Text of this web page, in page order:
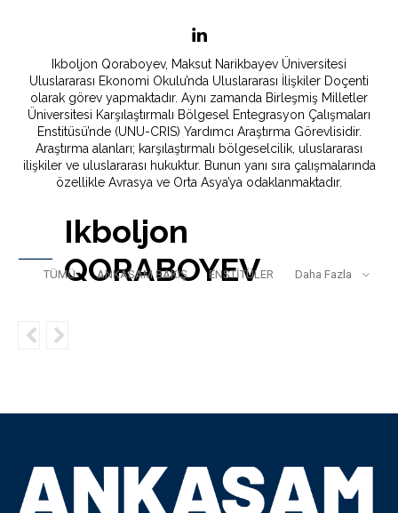
Ikboljon Qoraboyev, Maksut Narikbayev Üniversitesi
Uluslararası Ekonomi Okulu’nda Uluslararası İlişkiler Doçenti
olarak görev yapmaktadır. Aynı zamanda Birleşmiş Milletler
Üniversitesi Karşılaştırmalı Bölgesel Entegrasyon Çalışmaları
Enstitüsü’nde (UNU-CRIS) Yardımcı Araştırma Görevlisidir.
Araştırma alanları; karşılaştırmalı bölgeselcilik, uluslararası
ilişkiler ve uluslararası hukuktur. Bunun yanı sıra çalışmalarında
özellikle Avrasya ve Orta Asya’ya odaklanmaktadır.
Ikboljon
QORABOYEV
TÜMÜ ANKASAM BAKIŞ ENSTİTÜLER Daha Fazla